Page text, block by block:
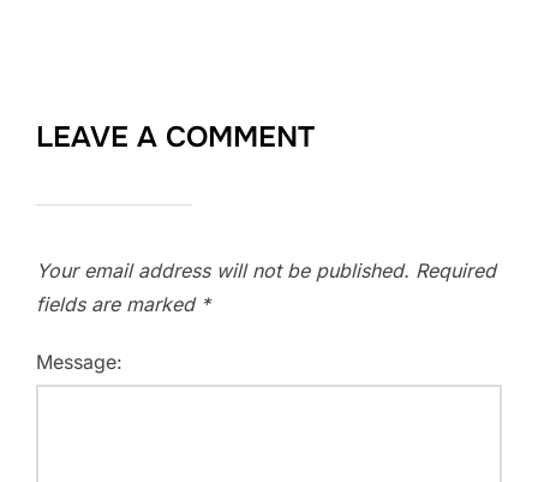
LEAVE A COMMENT
Your email address will not be published. Required
fields are marked *
Message: